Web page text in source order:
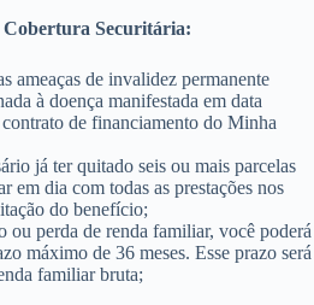
Cobertura Securitária:
ameaças de invalidez permanente
à doença manifestada em data
de financiamento do Minha
já ter quitado seis ou mais parcelas
em dia com todas as prestações nos
do benefício;
ou perda de renda familiar, você poderá
máximo de 36 meses. Esse prazo será
familiar bruta;